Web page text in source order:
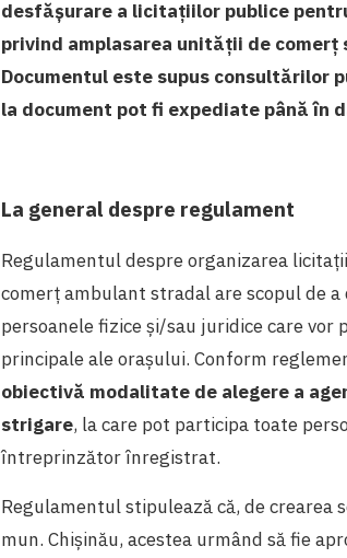
desfășurare a licitațiilor publice
privind amplasarea unității de
Documentul este supus consultărilor
la document pot fi expediate până în
La general despre regulament
Regulamentul despre organizarea
comerț ambulant stradal are scopul de
persoanele fizice și/sau juridice care
principale ale orașului. Conform
obiectivă modalitate de alegere a
strigare, la care pot participa toate
întreprinzător înregistrat.
Regulamentul stipulează că, de crearea
mun. Chișinău, acestea urmând să fie